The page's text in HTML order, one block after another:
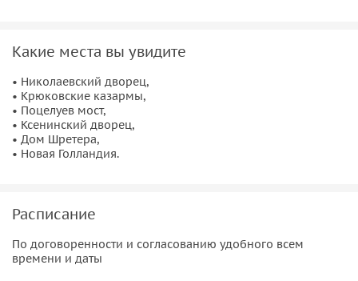
выяснять истину.
Важно знать
В стоимость экскурсии включено:
• услуги гида.
Какие места вы увидите
• Николаевский дворец,
• Крюковские казармы,
• Поцелуев мост,
• Ксенинский дворец,
• Дом Шретера,
• Новая Голландия.
Расписание
По договоренности и согласованию удобного всем
времени и даты